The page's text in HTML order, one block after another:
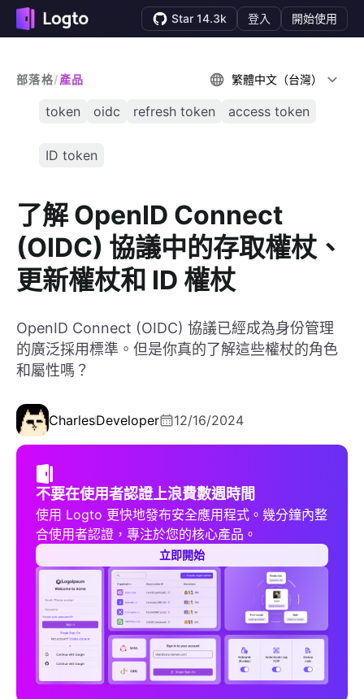
Star 14.3k 登入 開始使用
部落格/產品 繁體中文（台灣）
token oidc refresh token access token
ID token
了解 OpenID Connect
(OIDC) 協議中的存取權杖、
更新權杖和 ID 權杖
OpenID Connect (OIDC) 協議已經成為身份管理
的廣泛採用標準。但是你真的了解這些權杖的角色
和屬性嗎？
CharlesDeveloper 12/16/2024
不要在使用者認證上浪費數週時間
使用 Logto 更快地發布安全應用程式。幾分鐘內整
合使用者認證，專注於您的核心產品。
立即開始